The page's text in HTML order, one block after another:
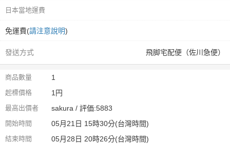
日本當地運費
免運費(請注意說明)
發送方式 飛脚宅配便（佐川急便）
商品數量 1
起標價格 1円
最高出價者 sakura / 評価:5883
開始時間 05月21日 15時30分(台灣時間)
結束時間 05月28日 20時26分(台灣時間)